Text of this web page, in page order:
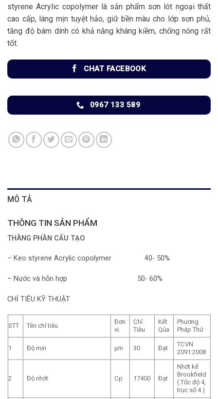
styrene Acrylic copolymer là sản phẩm sơn lót ngoại thất
cao cấp, láng mịn tuyệt hảo, giữ bền màu cho lớp sơn phủ,
tăng độ bám dính có khả năng kháng kiềm, chống nóng rất
tốt.
CHAT FACEBOOK
0967 133 589
MÔ TẢ
THÔNG TIN SẢN PHẨM
THÀNG PHẦN CẤU TẠO
– Keo styrene Acrylic copolymer 40- 50%
– Nước và hỗn hợp 50- 60%
CHỈ TIÊU KỸ THUẬT
STT Tên chỉ tiêu
Đơn
vị
Chỉ
Tiêu
Kết
Qủa
Phương
Pháp Thử
1 Độ mịn µm 30 Đạt
TCVN
2091:2008
2 Độ nhớt Cp 17400 Đạt
Nhớt kế
Brookfield
( Tốc độ 4,
trục số 4 )